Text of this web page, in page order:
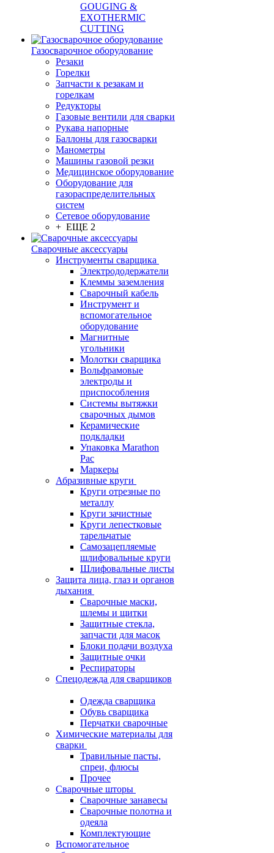
GOUGING &
EXOTHERMIC
CUTTING
Газосварочное оборудование
Резаки
Горелки
Запчасти к резакам и
горелкам
Редукторы
Газовые вентили для сварки
Рукава напорные
Баллоны для газосварки
Манометры
Машины газовой резки
Медицинское оборудование
Оборудование для
газораспределительных
систем
Сетевое оборудование
+ ЕЩЕ 2
Сварочные аксессуары
Инструменты сварщика
Электрододержатели
Клеммы заземления
Сварочный кабель
Инструмент и
вспомогательное
оборудование
Магнитные
угольники
Молотки сварщика
Вольфрамовые
электроды и
приспособления
Системы вытяжки
сварочных дымов
Керамические
подкладки
Упаковка Marathon
Pac
Маркеры
Абразивные круги
Круги отрезные по
металлу
Круги зачистные
Круги лепестковые
тарельчатые
Самозацепляемые
шлифовальные круги
Шлифовальные листы
Защита лица, глаз и органов
дыхания
Сварочные маски,
шлемы и щитки
Защитные стекла,
запчасти для масок
Блоки подачи воздуха
Защитные очки
Респираторы
Спецодежда для сварщиков
Одежда сварщика
Обувь сварщика
Перчатки сварочные
Химические материалы для
сварки
Травильные пасты,
спреи, флюсы
Прочее
Сварочные шторы
Сварочные занавесы
Сварочные полотна и
одеяла
Комплектующие
Вспомогательное